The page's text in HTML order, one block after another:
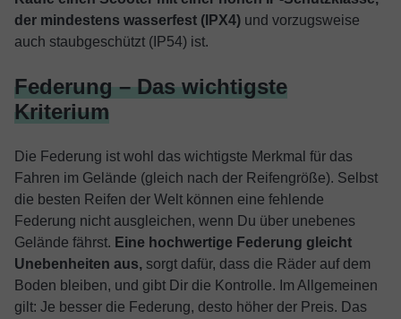
der mindestens wasserfest (IPX4) und vorzugsweise
auch staubgeschützt (IP54) ist.
Federung – Das wichtigste
Kriterium
Die Federung ist wohl das wichtigste Merkmal für das
Fahren im Gelände (gleich nach der Reifengröße). Selbst
die besten Reifen der Welt können eine fehlende
Federung nicht ausgleichen, wenn Du über unebenes
Gelände fährst. Eine hochwertige Federung gleicht
Unebenheiten aus, sorgt dafür, dass die Räder auf dem
Boden bleiben, und gibt Dir die Kontrolle. Im Allgemeinen
gilt: Je besser die Federung, desto höher der Preis. Das